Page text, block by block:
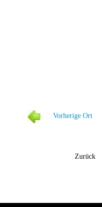
Vorherige Ort
Zurück